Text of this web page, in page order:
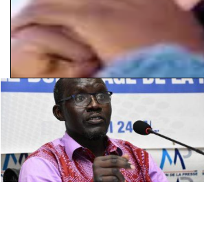
Keur Massar : Après Marie Angélique
Patriotes républicains
Le parti Pastef continue d'enregistrer des départs